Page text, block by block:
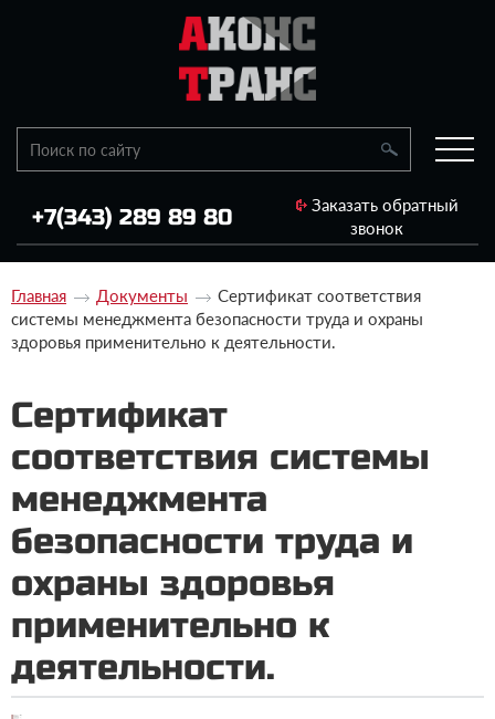
+7(343) 289 89 80
Заказать обратный
звонок
Главная Документы
Сертификат соответствия
системы менеджмента безопасности труда и охраны
здоровья применительно к деятельности.
Сертификат
соответствия системы
менеджмента
безопасности труда и
охраны здоровья
применительно к
деятельности.